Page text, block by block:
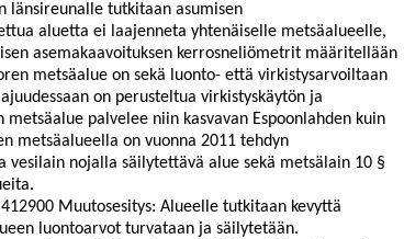
länsireunalle tutkitaan asumisen
aluetta ei laajenneta yhtenäiselle metsäalueelle,
asemakaavoituksen kerrosneliömetrit määritellään
metsäalue on sekä luonto- että virkistysarvoiltaan
on perusteltua virkistyskäytön ja
metsäalue palvelee niin kasvavan Espoonlahdenkuin
metsäalueella on vuonna 2011 tehdyn
vesilain nojalla säilytettävä alue sekä metsälain 10 §
Muutosesitys: Alueelle tutkitaan kevyttä
luontoarvot turvataan ja säilytetään.